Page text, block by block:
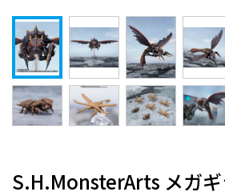
S.H.MonsterArts メガ